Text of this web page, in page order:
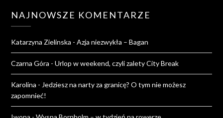
NAJNOWSZE KOMENTARZE
Katarzyna Zielinska -Azja niezwykła – Bagan
Czarna Góra -Urlop w weekend, czyli zalety City Break
Karolina - Jedziesz na narty za granicę? O tym nie możesz
zapomnieć!